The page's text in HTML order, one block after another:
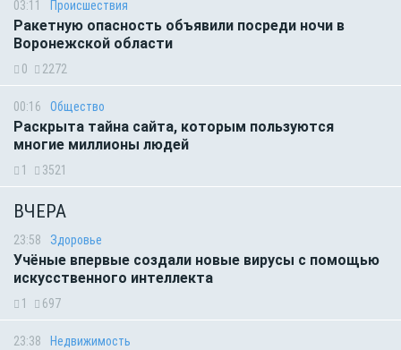
03:11 Происшествия
Ракетную опасность объявили посреди ночи в
Воронежской области
0 2272
00:16 Общество
Раскрыта тайна сайта, которым пользуются
многие миллионы людей
1 3521
ВЧЕРА
23:58 Здоровье
Учёные впервые создали новые вирусы с помощью
искусственного интеллекта
1 697
23:38 Недвижимость